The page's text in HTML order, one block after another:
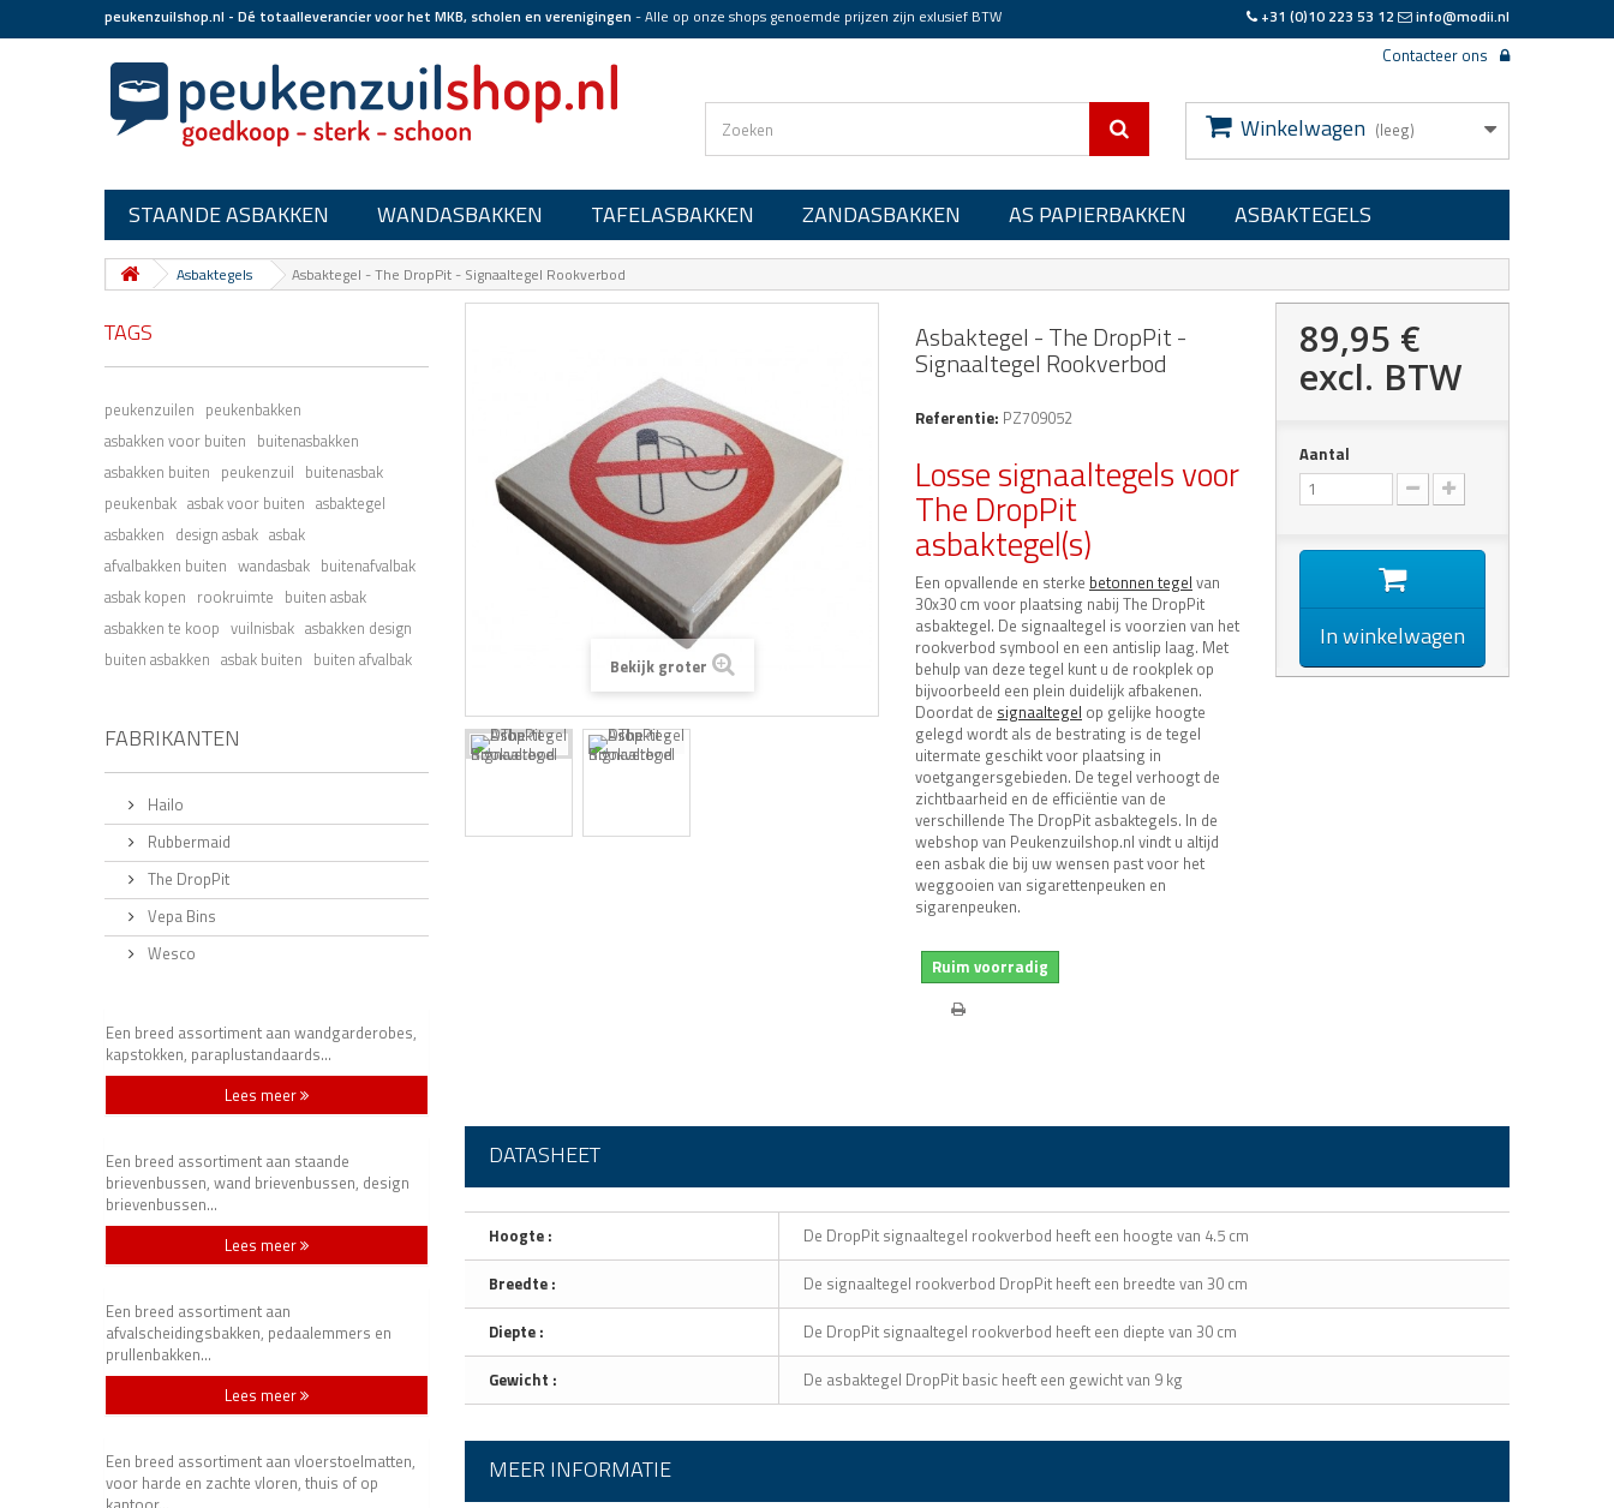
peukenzuilshop.nl - Dé totaalleverancier voor het MKB, scholen en verenigingen -Alle op onze shops genoemde prijzen zijn exlusief BTW +31 (0)10 223 53 12 info@modii.nl
Contacteer ons
Winkelwagen (leeg)
STAANDE ASBAKKEN WANDASBAKKEN TAFELASBAKKEN ZANDASBAKKEN AS PAPIERBAKKEN ASBAKTEGELS
Asbaktegels Asbaktegel - The DropPit - Signaaltegel Rookverbod
TAGS
peukenzuilen peukenbakken
asbakken voor buiten buitenasbakken
asbakken buiten peukenzuil buitenasbak
peukenbak asbak voor buiten asbaktegel
asbakken design asbak asbak
afvalbakken buiten wandasbak buitenafvalbak
asbak kopen rookruimte buiten asbak
asbakken te koop vuilnisbak asbakken design
buiten asbakken asbak buiten buiten afvalbak
FABRIKANTEN
Hailo
Rubbermaid
The DropPit
Vepa Bins
Wesco
Een breed assortiment aan wandgarderobes,
kapstokken, paraplustandaards...
Lees meer
Een breed assortiment aan staande
brievenbussen, wand brievenbussen, design
brievenbussen...
Lees meer
Een breed assortiment aan
afvalscheidingsbakken, pedaalemmers en
prullenbakken...
Lees meer
Een breed assortiment aan vloerstoelmatten,
voor harde en zachte vloren, thuis of op
Bekijk groter
Asbaktegel - The DropPit -
Signaaltegel Rookverbod
Referentie: PZ709052
Losse signaaltegels voor
The DropPit
asbaktegel(s)
Een opvallende en sterke betonnen tegel van
30x30 cm voor plaatsing nabij The DropPit
asbaktegel. De signaaltegel is voorzien van het
rookverbod symbool en een antislip laag. Met
behulp van deze tegel kunt u de rookplek op
bijvoorbeeld een plein duidelijk afbakenen.
Doordat de signaaltegel op gelijke hoogte
gelegd wordt als de bestrating is de tegel
uitermate geschikt voor plaatsing in
voetgangersgebieden. De tegel verhoogt de
zichtbaarheid en de efficiëntie van de
verschillende The DropPit asbaktegels. In de
webshop van Peukenzuilshop.nl vindt u altijd
een asbak die bij uw wensen past voor het
weggooien van sigarettenpeuken en
sigarenpeuken.
Ruim voorradig
89,95 €
excl. BTW
Aantal
In winkelwagen
DATASHEET
Hoogte :
De DropPit signaaltegel rookverbod heeft een hoogte van 4.5 cm
Breedte :
De signaaltegel rookverbod DropPit heeft een breedte van 30 cm
Diepte :
De DropPit signaaltegel rookverbod heeft een diepte van 30 cm
Gewicht :
De asbaktegel DropPit basic heeft een gewicht van 9 kg
MEER INFORMATIE